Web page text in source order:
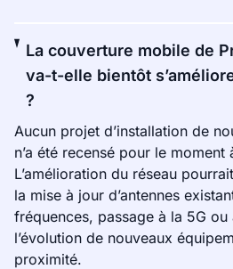
La couverture mobile de
va-t-elle bientôt
?
Aucun projet d’installation de
n’a été recensé pour le
L’amélioration du réseau
la mise à jour d’antennes
fréquences, passage à la 5G
l’évolution de nouveaux
proximité.